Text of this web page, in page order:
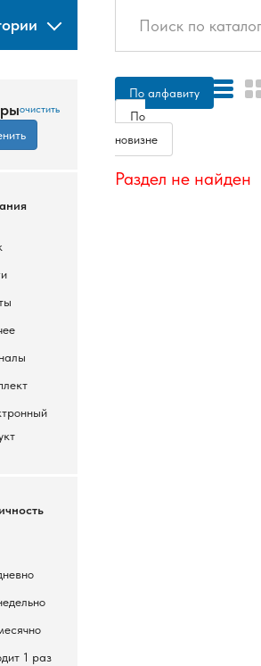
1 раз
По алфавиту
По
новизне
Раздел не найден